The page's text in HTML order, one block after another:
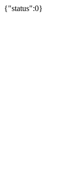
{"status":0}